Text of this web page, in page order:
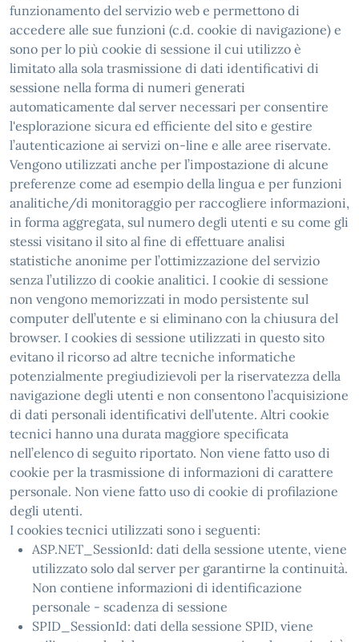
funzionamento del servizio web e permettono di
accedere alle sue funzioni (c.d. cookie di navigazione) e
sono per lo più cookie di sessione il cui utilizzo è
limitato alla sola trasmissione di dati identificativi di
sessione nella forma di numeri generati
automaticamente dal server necessari per consentire
l'esplorazione sicura ed efficiente del sito e gestire
l’autenticazione ai servizi on-line e alle aree riservate.
Vengono utilizzati anche per l’impostazione di alcune
preferenze come ad esempio della lingua e per funzioni
analitiche/di monitoraggio per raccogliere informazioni,
in forma aggregata, sul numero degli utenti e su come gli
stessi visitano il sito al fine di effettuare analisi
statistiche anonime per l’ottimizzazione del servizio
senza l’utilizzo di cookie analitici. I cookie di sessione
non vengono memorizzati in modo persistente sul
computer dell’utente e si eliminano con la chiusura del
browser. I cookies di sessione utilizzati in questo sito
evitano il ricorso ad altre tecniche informatiche
potenzialmente pregiudizievoli per la riservatezza della
navigazione degli utenti e non consentono l’acquisizione
di dati personali identificativi dell’utente. Altri cookie
tecnici hanno una durata maggiore specificata
nell’elenco di seguito riportato. Non viene fatto uso di
cookie per la trasmissione di informazioni di carattere
personale. Non viene fatto uso di cookie di profilazione
degli utenti.
I cookies tecnici utilizzati sono i seguenti:
ASP.NET_SessionId: dati della sessione utente, viene
utilizzato solo dal server per garantirne la continuità.
Non contiene informazioni di identificazione
personale - scadenza di sessione
SPID_SessionId: dati della sessione SPID, viene